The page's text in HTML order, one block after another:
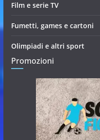
Film e serie TV
Fumetti, games e cartoni
Olimpiadi e altri sport
Promozioni